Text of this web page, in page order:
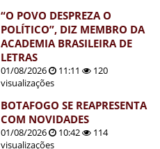
“O POVO DESPREZA O
POLÍTICO”, DIZ MEMBRO DA
ACADEMIA BRASILEIRA DE
LETRAS
01/08/2026 11:11
120
visualizações
BOTAFOGO SE REAPRESENTA
COM NOVIDADES
01/08/2026 10:42
114
visualizações